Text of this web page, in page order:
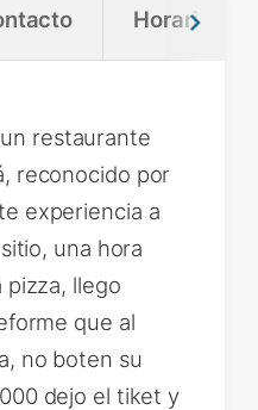
Horario
restaurante
reconocido por
experiencia a
una hora
llego
que al
no boten su
dejo el tiket y